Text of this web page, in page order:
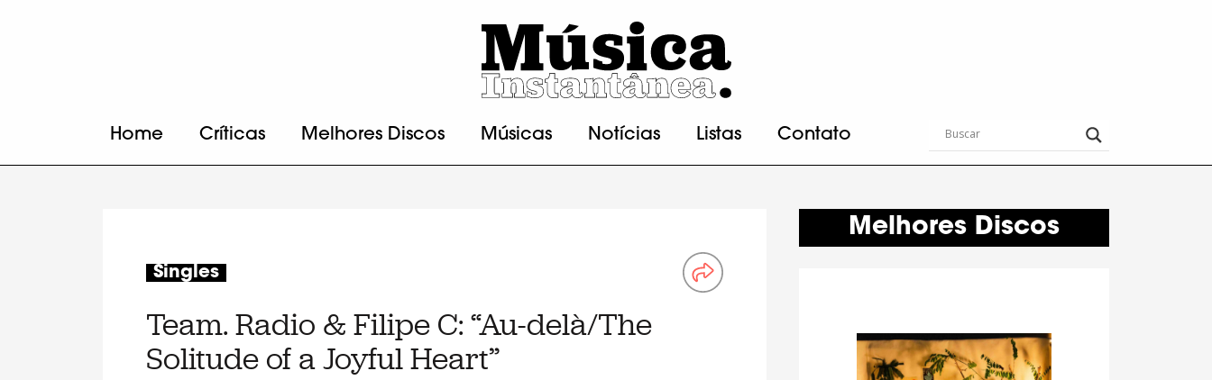
Home Críticas Melhores Discos Músicas Notícias Listas Contato
Singles
Team. Radio & Filipe C: “Au-delà/The
Solitude of a Joyful Heart”
Melhores Discos